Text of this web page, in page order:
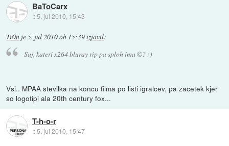
BaToCarx
:: 5. jul 2010, 15:43
Tr0n je5. jul 2010 ob 15:39izjavil:
Saj, kateri x264 bluray rip pa sploh ima ©? :)
Vsi.. MPAA stevilka na koncu filma po listi igralcev, pa zacetek kjer
so logotipi ala 20th century fox...
T-h-o-r
::5. jul 2010, 15:47